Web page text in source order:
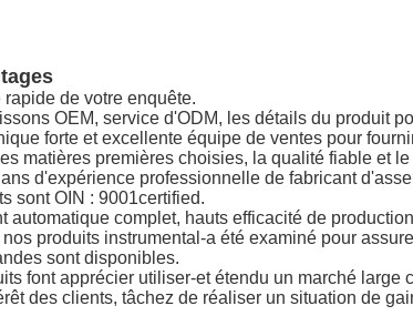
rapide de votre enquête.
OEM, service d'ODM, les détails du produit
forte et excellente équipe de ventes pour
matières premières choisies, la qualité fiable et
d'expérience professionnelle de fabricant
sont OIN : 9001certified.
automatique complet, hauts efficacité de
produits instrumental-a été examiné pour
sont disponibles.
font apprécier utiliser-et étendu un marché large
des clients, tâchez de réaliser un situation de